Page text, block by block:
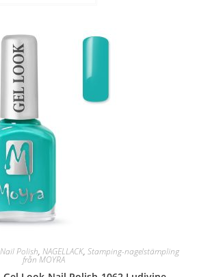
Polish, NAGELLACK, Stamping-nagelstämpling
från MOYRA